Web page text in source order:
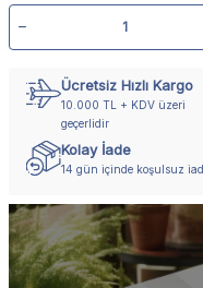
Ücretsiz Hızlı Kargo
10.000 TL + KDV üzeri
geçerlidir
Kolay İade
14 gün içinde koşulsuz